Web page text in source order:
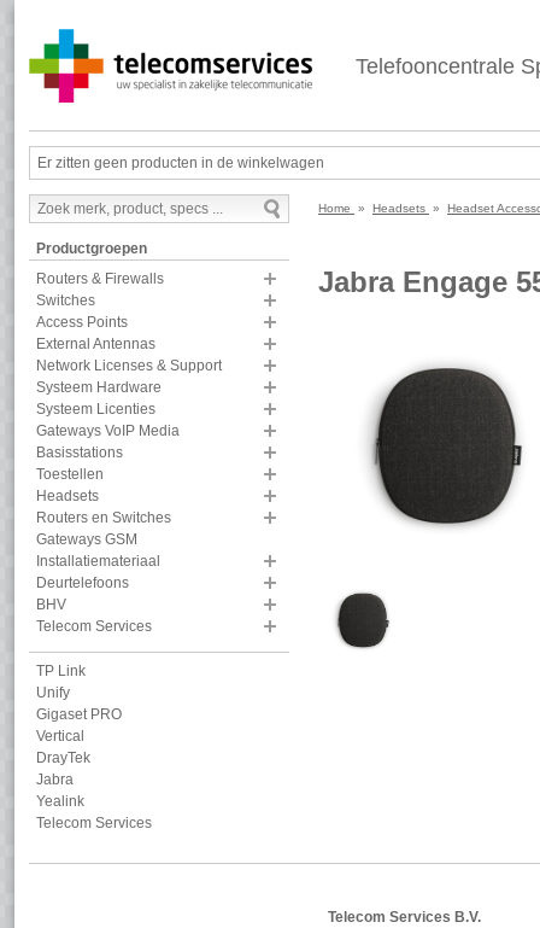
Telefooncentrale
Er zitten geen producten in de winkelwagen
Productgroepen
Routers & Firewalls
Switches
Access Points
External Antennas
Network Licenses & Support
Systeem Hardware
Systeem Licenties
Gateways VoIP Media
Basisstations
Toestellen
Headsets
Routers en Switches
Gateways GSM
Installatiemateriaal
Deurtelefoons
BHV
Telecom Services
TP Link
Unify
Gigaset PRO
Vertical
DrayTek
Jabra
Yealink
Telecom Services
Home » Headsets » Headset
Jabra Engage
Telecom Services B.V.